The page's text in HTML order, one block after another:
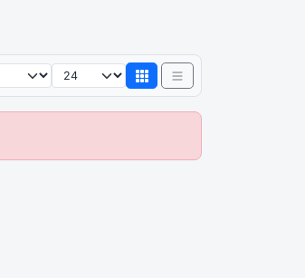
Товаров на странице